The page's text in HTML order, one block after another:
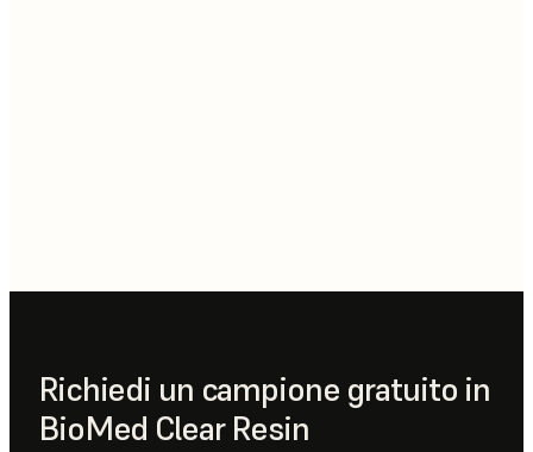
Richiedi un campione gratuito in
BioMed Clear Resin